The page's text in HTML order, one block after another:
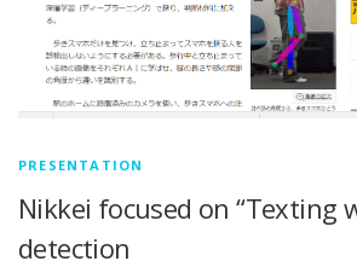
PRESENTATION
Nikkei focused on “Texting
detection